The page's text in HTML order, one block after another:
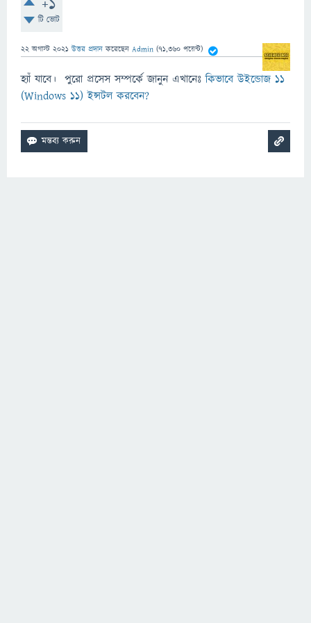
টি ভোট
22 অগাস্ট 2021 উত্তর প্রদান করেছেন Admin (71,360 পয়েন্ট)
হ্যাঁ যাবে। পুরো প্রসেস সম্পর্কে জানুন এখানেঃকিভাবে উইন্ডোজ ১১
(Windows 11) ইন্সটল করবেন?